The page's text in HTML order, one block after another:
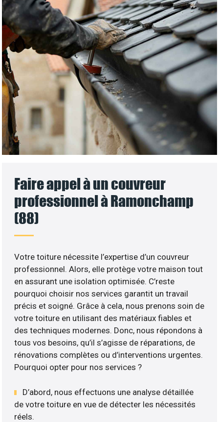
Faire appel à un couvreur
professionnel à Ramonchamp
(88)
Votre toiture nécessite l’expertise d’un couvreur
professionnel. Alors, elle protège votre maison tout
en assurant une isolation optimisée. C’reste
pourquoi choisir nos services garantit un travail
précis et soigné. Grâce à cela, nous prenons soin de
votre toiture en utilisant des matériaux fiables et
des techniques modernes. Donc, nous répondons à
tous vos besoins, qu’il s’agisse de réparations, de
rénovations complètes ou d’interventions urgentes.
Pourquoi opter pour nos services ?
D’abord, nous effectuons une analyse détaillée
de votre toiture en vue de détecter les nécessités
réels.